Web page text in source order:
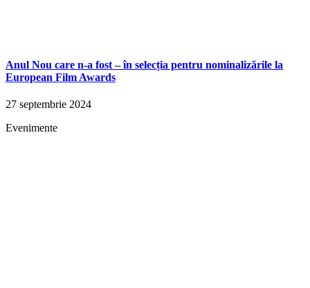
Anul Nou care n-a fost – în selecția pentru nominalizările la
European Film Awards
27 septembrie 2024
Evenimente